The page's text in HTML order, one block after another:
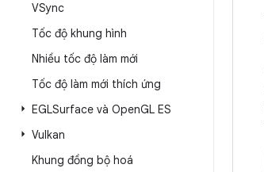
VSync
Tốc độ khung hình
Nhiều tốc độ làm mới
Tốc độ làm mới thích ứng
EGLSurface và OpenGL ES
Vulkan
Khung đồng bộ hoá